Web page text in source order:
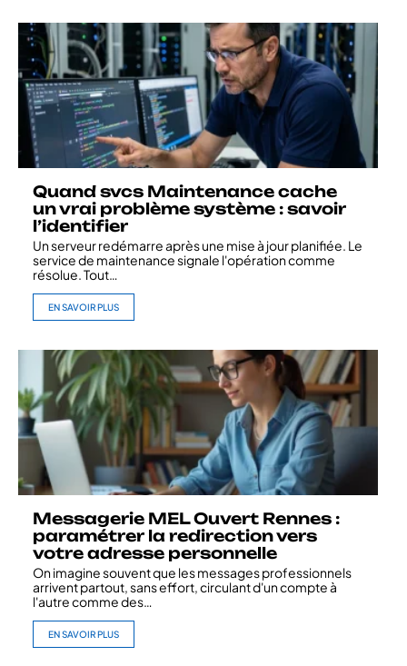
Quand svcs Maintenance cache
un vrai problème système : savoir
l’identifier
Un serveur redémarre après une mise à jour planifiée. Le
service de maintenance signale l'opération comme
résolue. Tout…
EN SAVOIR PLUS
Messagerie MEL Ouvert Rennes :
paramétrer la redirection vers
votre adresse personnelle
On imagine souvent que les messages professionnels
arrivent partout, sans effort, circulant d'un compte à
l'autre comme des…
EN SAVOIR PLUS